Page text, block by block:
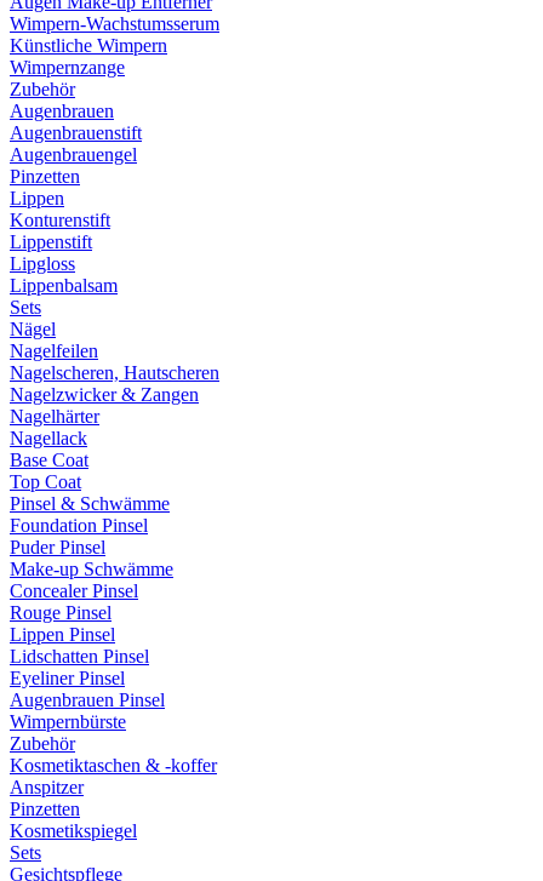
Wimpern-Wachstumsserum
Künstliche Wimpern
Wimpernzange
Zubehör
Augenbrauen
Augenbrauenstift
Augenbrauengel
Pinzetten
Lippen
Konturenstift
Lippenstift
Lipgloss
Lippenbalsam
Sets
Nägel
Nagelfeilen
Nagelscheren, Hautscheren
Nagelzwicker & Zangen
Nagelhärter
Nagellack
Base Coat
Top Coat
Pinsel & Schwämme
Foundation Pinsel
Puder Pinsel
Make-up Schwämme
Concealer Pinsel
Rouge Pinsel
Lippen Pinsel
Lidschatten Pinsel
Eyeliner Pinsel
Augenbrauen Pinsel
Wimpernbürste
Zubehör
Kosmetiktaschen & -koffer
Anspitzer
Pinzetten
Kosmetikspiegel
Sets
Gesichtspflege